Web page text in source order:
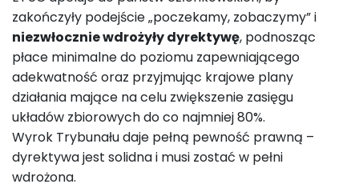
zakończyły podejście „poczekamy, zobaczymy” i
niezwłocznie wdrożyły dyrektywę, podnosząc
płace minimalne do poziomu zapewniającego
adekwatność oraz przyjmując krajowe plany
działania mające na celu zwiększenie zasięgu
układów zbiorowych do co najmniej 80%.
Wyrok Trybunału daje pełną pewność prawną –
dyrektywa jest solidna i musi zostać w pełni
wdrożona.